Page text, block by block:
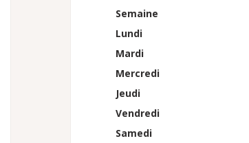
Semaine
Lundi
Mardi
Mercredi
Jeudi
Vendredi
Samedi